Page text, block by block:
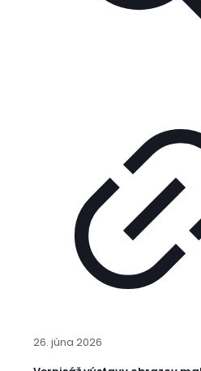
26. júna 2026